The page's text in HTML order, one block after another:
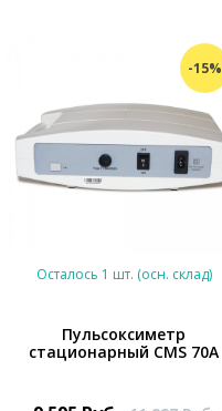
-15%
Осталось 1 шт. (осн. склад)
Пульсоксиметр
стационарный CMS 70A